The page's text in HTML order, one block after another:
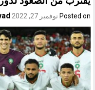
Posted on نوفمبر 27, 2022